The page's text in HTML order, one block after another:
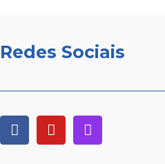
Redes Sociais